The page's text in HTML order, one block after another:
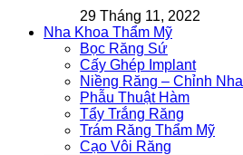
29 Tháng 11, 2022
Nha Khoa Thẩm Mỹ
Bọc Răng Sứ
Cấy Ghép Implant
Niềng Răng – Chỉnh Nha
Phẫu Thuật Hàm
Tẩy Trắng Răng
Trám Răng Thẩm Mỹ
Cạo Vôi Răng